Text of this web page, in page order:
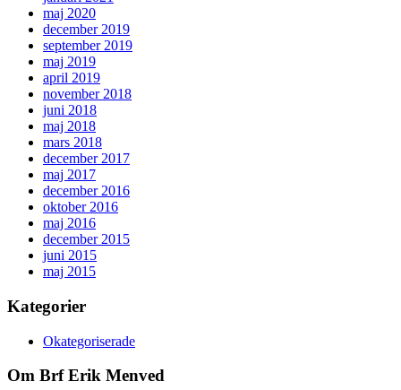
maj 2020
december 2019
september 2019
maj 2019
april 2019
november 2018
juni 2018
maj 2018
mars 2018
december 2017
maj 2017
december 2016
oktober 2016
maj 2016
december 2015
juni 2015
maj 2015
Kategorier
Okategoriserade
Om Brf Erik Menved